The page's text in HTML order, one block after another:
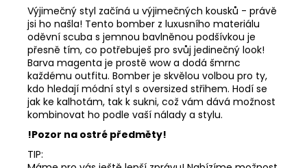
Výjimečný styl začíná u výjimečných kousků - právě
jsi ho našla! Tento bomber z luxusního materiálu
oděvní scuba s jemnou bavlněnou podšívkou je
přesně tím, co potřebuješ pro svůj jedinečný look!
Barva magenta je prostě wow a dodá šmrnc
každému outfitu. Bomber je skvělou volbou pro ty,
kdo hledají módní styl s oversized střihem. Hodí se
jak ke kalhotám, tak k sukni, což vám dává možnost
kombinovat ho podle vaší nálady a stylu.
!Pozor na ostré předměty!
TIP: